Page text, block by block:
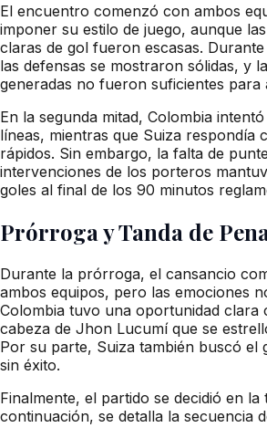
El encuentro comenzó con ambos
imponer su estilo de juego, aunque
claras de gol fueron escasas.
las defensas se mostraron sólidas, y
generadas no fueron suficientes para
En la segunda mitad, Colombia
líneas, mientras que Suiza respondía
rápidos. Sin embargo, la falta de
intervenciones de los porteros
goles al final de los 90 minutos
Prórroga y Tanda de
Durante la prórroga, el cansancio
ambos equipos, pero las emociones
Colombia tuvo una oportunidad clara
cabeza de Jhon Lucumí que se
Por su parte, Suiza también buscó el
sin éxito.
Finalmente, el partido se decidió en la
continuación, se detalla la secuencia